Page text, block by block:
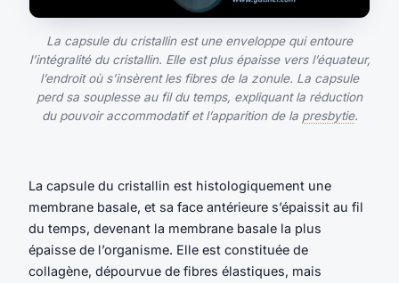
La capsule du cristallin est une enveloppe qui entoure
l’intégralité du cristallin. Elle est plus épaisse vers l’équateur,
l’endroit où s’insèrent les fibres de la zonule. La capsule
perd sa souplesse au fil du temps, expliquant la réduction
du pouvoir accommodatif et l’apparition de la presbytie.
La capsule du cristallin est histologiquement une
membrane basale, et sa face antérieure s’épaissit au fil
du temps, devenant la membrane basale la plus
épaisse de l’organisme. Elle est constituée de
collagène, dépourvue de fibres élastiques, mais